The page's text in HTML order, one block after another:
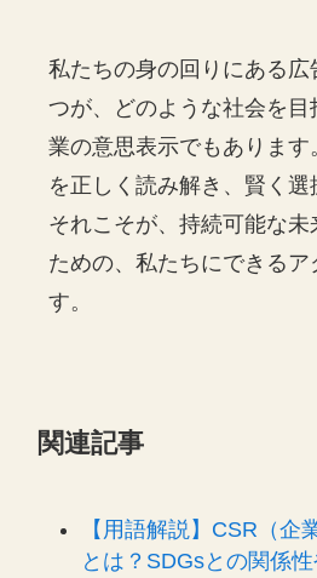
私たちの身の回りにある広
つが、どのような社会を
業の意思表示でもありま
を正しく読み解き、賢く選
それこそが、持続可能な未
ための、私たちにできる
す。
関連記事
【用語解説】CSR（企
とは？SDGsとの関係